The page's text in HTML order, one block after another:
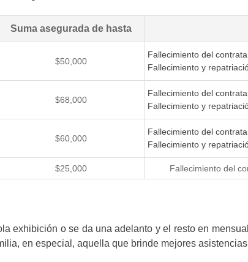
Suma asegurada de hasta
$50,000
Fallecimiento del
Fallecimiento y
$68,000
Fallecimiento del
Fallecimiento y
$60,000
Fallecimiento del
Fallecimiento y
$25,000 Fallecimiento del
exhibición o se da una adelanto y el resto en
en especial, aquella que brinde mejores